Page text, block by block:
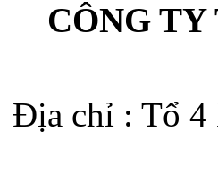
CÔNG
Địa chỉ : Tổ 4